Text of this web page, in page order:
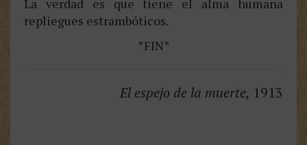
La verdad es que tiene el alma humana
repliegues estrambóticos.
*FIN*
El espejo de la muerte, 1913